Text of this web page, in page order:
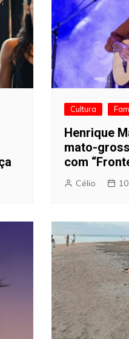
Cultura
Henrique
mato-
com
Célio